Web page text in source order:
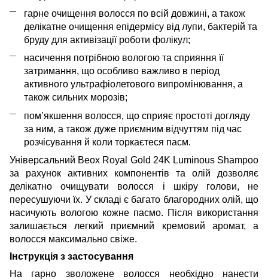
гарне очищення волосся по всій довжині, а також
делікатне очищення епідермісу від лупи, бактерій та
бруду для активізації роботи фолікул;
насичення потрібною вологою та сприяння її
затримання, що особливо важливо в період
активного ультрафіолетового випромінювання, а
також сильних морозів;
пом’якшення волосся, що сприяє простоті догляду
за ним, а також дуже приємним відчуттям під час
розчісування й коли торкаєтеся пасм.
Універсальний Beox Royal Gold 24K Luminous Shampoo
за рахунок активних компонентів та олій дозволяє
делікатно очищувати волосся і шкіру голови, не
пересушуючи їх. У складі є багато благородних олій, що
насичують вологою кожне пасмо. Після використання
залишається легкий приємний кремовий аромат, а
волосся максимально свіже.
Інструкція з застосування
На гарно зволожене волосся необхідно нанести